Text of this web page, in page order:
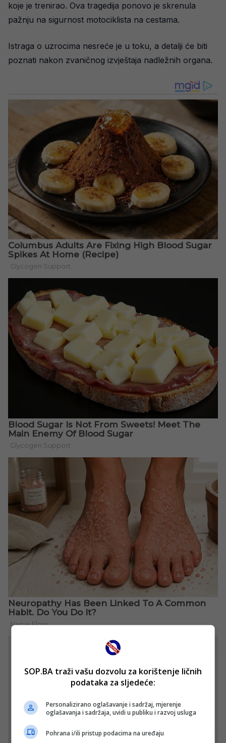
koje je trenirao. Ova tragedija ponovo je skrenula
pažnju na sigurnost motociklista na cestama.
Istraga o uzrocima nesreće je u toku, a detalji će biti
poznati nakon zvaničnog izvještaja nadležnih organa.
SOP.BA traži vašu dozvolu za korištenje ličnih
podataka za sljedeće:
Personalizirano oglašavanje i sadržaj, mjerenje
oglašavanja i sadržaja, uvidi u publiku i razvoj usluga
Pohrana i/ili pristup podacima na uređaju